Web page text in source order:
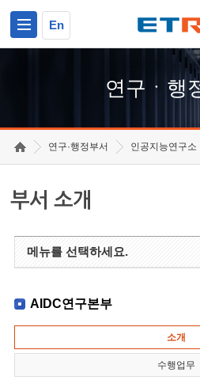
En
연구ㆍ행
연구·행정부서 인공지능연구소
부서 소개
메뉴를 선택하세요.
AIDC연구본부
소개
수행업무